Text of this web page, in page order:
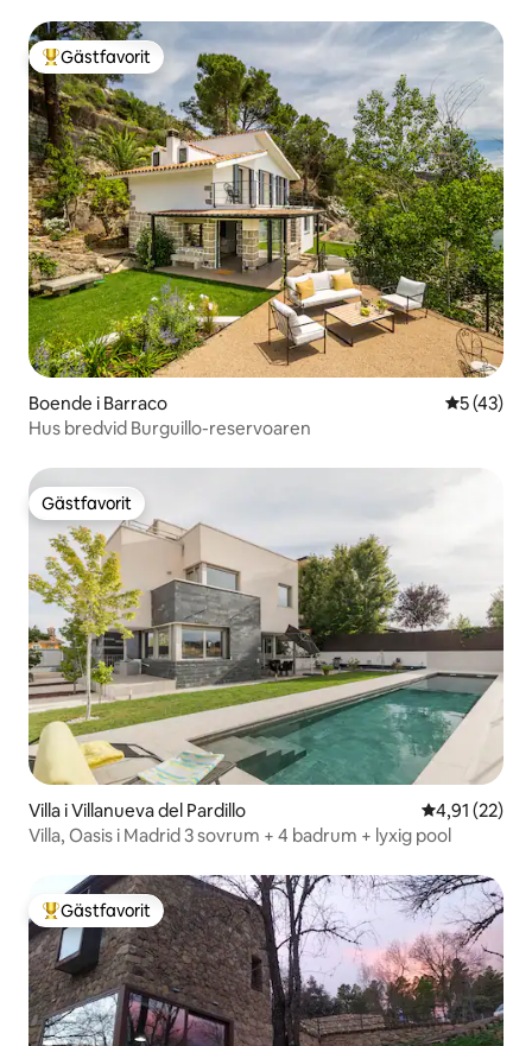
Populär gästfavorit
Gästfavorit
Boende i Barraco 5 av 5 i
5 (43)
Hus bredvid Burguillo-reservoaren
Gästfavorit
Gästfavorit
Villa i Villanueva del Pardillo 4,91 av 5 i
4,91 (22)
Villa, Oasis i Madrid 3 sovrum + 4 badrum + lyxig pool
Populär gästfavorit
Gästfavorit